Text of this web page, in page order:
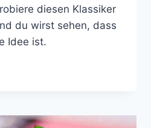
diesen Klassiker
du wirst sehen, dass
Idee ist.